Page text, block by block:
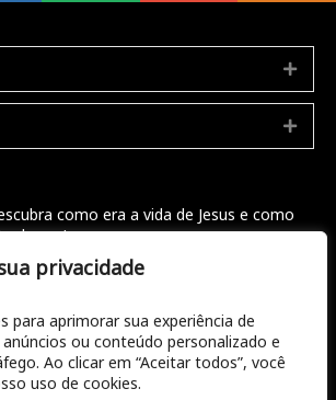
privacidade
para aprimorar sua experiência de
ou conteúdo personalizado e
Ao clicar em “Aceitar todos”, você
uso de cookies.
como era a vida de Jesus e como
da sua!